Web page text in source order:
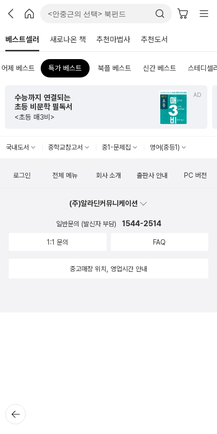
베스트셀러 새로나온 책 추천마법사 추천도서
어제 베스트 특가 베스트 북플 베스트 신간 베스트 스테디셀
AD
수능까지 연결되는
초등 비문학 필독서
<초등 매3비>
국내도서 중학교참고서 중1-문제집 영어(중등1)
뒤로가
기
로그인 전체 메뉴 회사 소개 출판사 안내 PC 버전
(주)알라딘커뮤니케이션
일반문의 (발신자 부담) 1544-2514
1:1 문의 FAQ
중고매장 위치, 영업시간 안내